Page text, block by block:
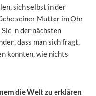
sich selbst in der
seiner Mutter im Ohr
in der nächsten
dass man sich fragt,
konnten, wie nichts
die Welt zu erklären